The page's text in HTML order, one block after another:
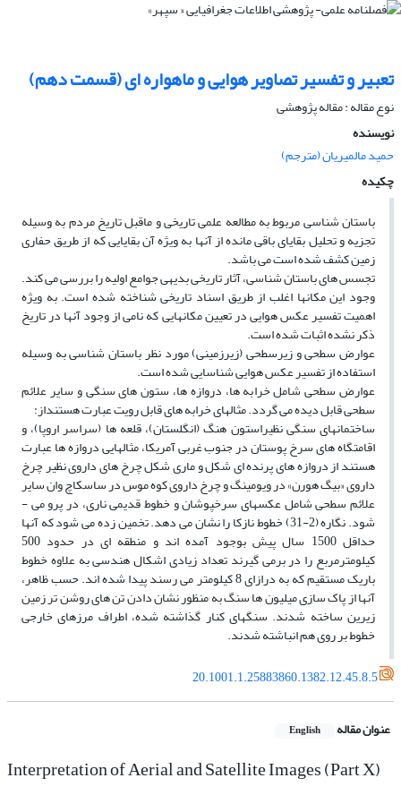
تعبیر و تفسیر تصاویر هوایی و ماهواره ای (قسمت دهم)
نوع مقاله : مقاله پژوهشی
نویسنده
حمید مالمیریان (مترجم)
چکیده
باستان شناسی مربوط به مطالعه علمی تاریخی و ماقبل تاریخ مردم به وسیله
تجزیه و تحلیل بقایای باقی مانده از آنها به ویژه آن بقایایی که از طریق حفاری
زمین کشف شده است می­ باشد.
تجسس ­های باستان­ شناسی، آثار تاریخی بدیهی جوامع اولیه را بررسی می­ کند.
وجود این مکان­ها اغلب از طریق اسناد تاریخی شناخته شده است. به ویژه
اهمیت تفسیر عکس هوایی در تعیین مکانهایی که نامی از وجود آنها در تاریخ
ذکر نشده اثبات شده است.
عوارض سطحی و زیرسطحی (زیرزمینی) مورد نظر باستان شناسی به وسیله
استفاده از تفسیر عکس هوایی شناسایی شده است.
عوارض سطحی شامل خرابه­ ها، دروازه ­ها، ستون­ های سنگی و سایر علائم
سطحی قابل دیده می­ گردد. مثال­های خرابه ­های قابل رویت عبارت هستنداز:
ساختمان­های سنگی نظیراستون هنگ (انگلستان)، قلعه­ ها (سراسر اروپا)، و
اقامتگاه ­های سرخ پوستان در جنوب غربی آمریکا، مثال­هایی دروازه­ ها عبارت
هستند از دروازه­ های پرنده ­ای شکل و ماری شکل چرخ ­های داروی نظیر چرخ
داروی «بیگ هورن» در ویومینگ و چرخ داروی کوه موس در ساسکاچ وان سایر
علائم سطحی شامل عکس­های سرخپوشان و خطوط قدیمی ناری، در پرو می ­
شود. نگاره (2-31) خطوط نازکا را نشان می­ دهد. تخمین زده می­ شود که آنها
حداقل 1500 سال پیش بوجود آمده­ اند و منطقه ­ای در حدود 500
کیلومترمربع را در برمی­ گیرند تعداد زیادی اشکال هندسی به علاوه خطوط
باریک مستقیم که به درازای 8 کیلومتر می رسند پیدا شده­ اند. حسب ظاهر،
آنها از پاک سازی میلیون ها سنگ به منظور نشان دادن تن­ های روشن­ تر زمین
زیرین ساخته شدند. سنگ­های کنار گذاشته شده، اطراف مرزهای خارجی
خطوط بر روی هم انباشته شدند.
20.1001.1.25883860.1382.12.45.8.5
عنوان مقاله English
Interpretation of Aerial and Satellite Images (Part X)